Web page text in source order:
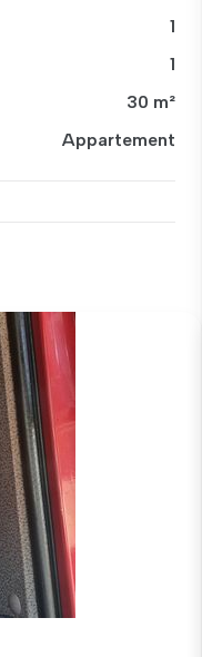
1
1
30 m²
Appartement